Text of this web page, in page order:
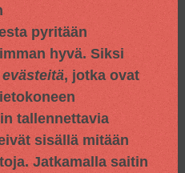
pyritään
hyvä. Siksi
evästeitä, jotka ovat
tallennettavia
sisällä mitään
Jatkamalla saitin